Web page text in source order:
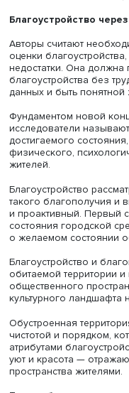
Фото: iStock
Некоторые
существует риск
муниципальных
Наконец, индекс
относительно
По мнению Юрия
различия в
трудоемкость сбора
показателей.
местных
имеющих
данных.
Кроме того,
специфику малых
сельским населенным